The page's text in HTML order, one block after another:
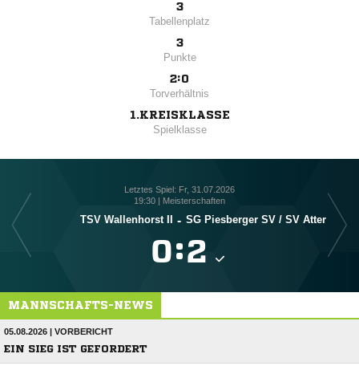
3
Tabellenplatz
3
Punkte
2:0
Torverhältnis
1.KREISKLASSE
Spielklasse
Letztes Spiel: Fr, 31.07.2026
19:30 | Meisterschaften
TSV Wallenhorst II - SG Piesberger SV /​ SV Atter
:
SG
MANNSCHAFTS-NEWS
05.08.2026 | VORBERICHT
EIN SIEG IST GEFORDERT